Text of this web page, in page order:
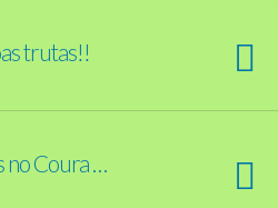
trutas!!
no Coura …